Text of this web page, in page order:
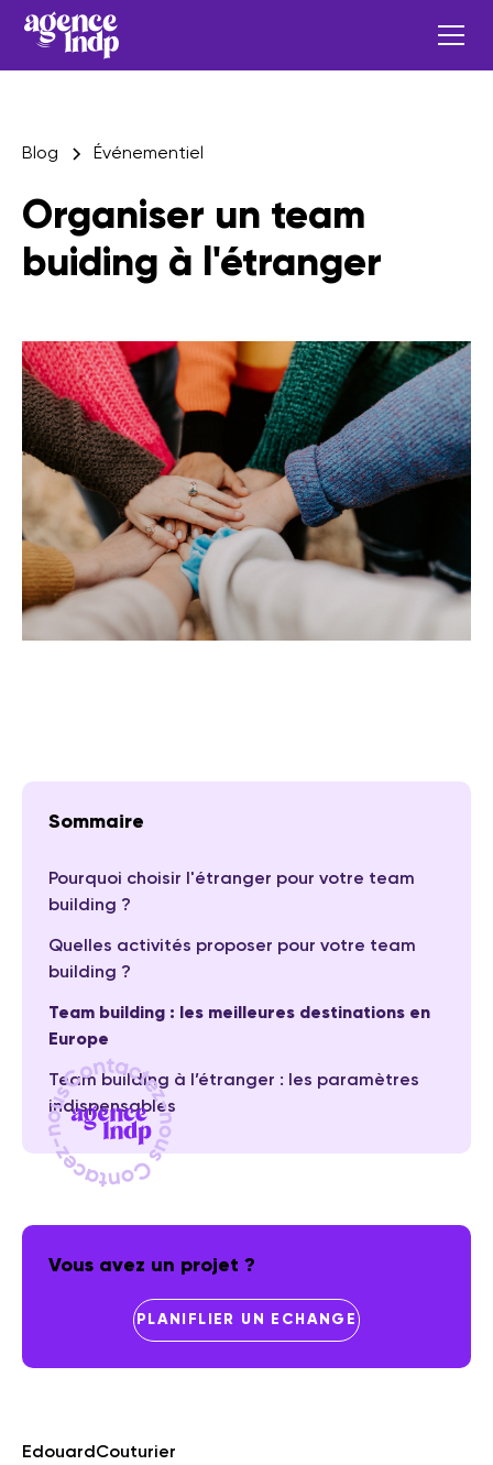
Blog Événementiel
Organiser un team
buiding à l'étranger
Sommaire
Pourquoi choisir l'étranger pour votre team
building ?
Quelles activités proposer pour votre team
building ?
Team building : les meilleures destinations en
Europe
Team building à l’étranger : les paramètres
indispensables
Vous avez un projet ?
PLANIFLIER UN ECHANGE
Edouard Couturier